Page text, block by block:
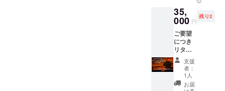
※NATTY
-U運営
側で、
SNSや
動画投
稿サイ
トにて
使わせ
て頂く
動画と
なりま
す。
ル観覧
ができ
ます。
開催日
程：
7/30(日)
開催場
所：
NAKED
LOFT
35,
000 円
残り2
ご要望
につき
リター
ンを追
加しま
た！！
支援
者：
1人
お届